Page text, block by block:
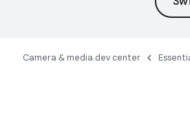
Camera & media dev center